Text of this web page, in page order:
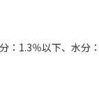
：1.3％以下、水分